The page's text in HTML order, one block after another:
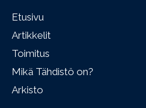
Etusivu
Artikkelit
Toimitus
Mikä Tähdistö on?
Arkisto